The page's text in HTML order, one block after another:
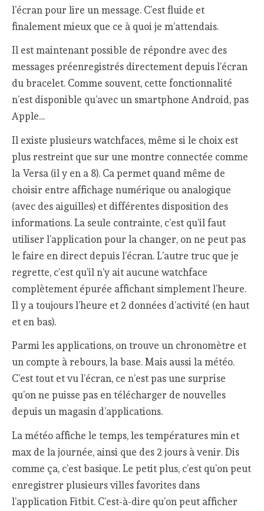
l’écran pour lire un message. C’est fluide et
finalement mieux que ce à quoi je m’attendais.
Il est maintenant possible de répondre avec des
messages préenregistrés directement depuis l’écran
du bracelet. Comme souvent, cette fonctionnalité
n’est disponible qu’avec un smartphone Android, pas
Apple…
Il existe plusieurs watchfaces, même si le choix est
plus restreint que sur une montre connectée comme
la Versa (il y en a 8). Ca permet quand même de
choisir entre affichage numérique ou analogique
(avec des aiguilles) et différentes disposition des
informations. La seule contrainte, c’est qu’il faut
utiliser l’application pour la changer, on ne peut pas
le faire en direct depuis l’écran. L’autre truc que je
regrette, c’est qu’il n’y ait aucune watchface
complètement épurée affichant simplement l’heure.
Il y a toujours l’heure et 2 données d’activité (en haut
et en bas).
Parmi les applications, on trouve un chronomètre et
un compte à rebours, la base. Mais aussi la météo.
C’est tout et vu l’écran, ce n’est pas une surprise
qu’on ne puisse pas en télécharger de nouvelles
depuis un magasin d’applications.
La météo affiche le temps, les températures min et
max de la journée, ainsi que des 2 jours à venir. Dis
comme ça, c’est basique. Le petit plus, c’est qu’on peut
enregistrer plusieurs villes favorites dans
l’application Fitbit. C’est-à-dire qu’on peut afficher